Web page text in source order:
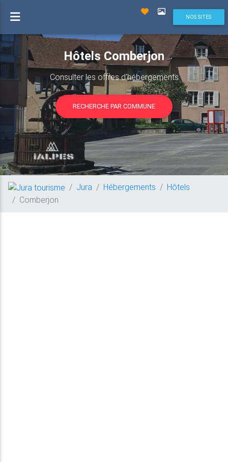
NOS SITES
Hôtels Comberjon
Consulter les offres d'hébergements
RECHERCHE PAR COMMUNE
Jura Hébergements
Hôtels
Comberjon